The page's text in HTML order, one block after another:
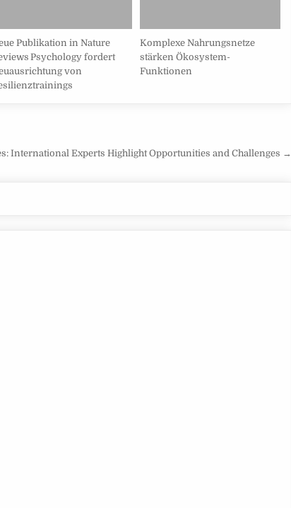
Publikation in Nature
Psychology fordert
von
Komplexe Nahrungsnetze
stärken Ökosystem-
Funktionen
International Experts Highlight Opportunities and Challenges →